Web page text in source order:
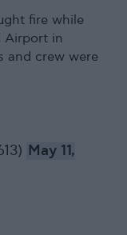
fire while
Airport in
and crew were
May 11,